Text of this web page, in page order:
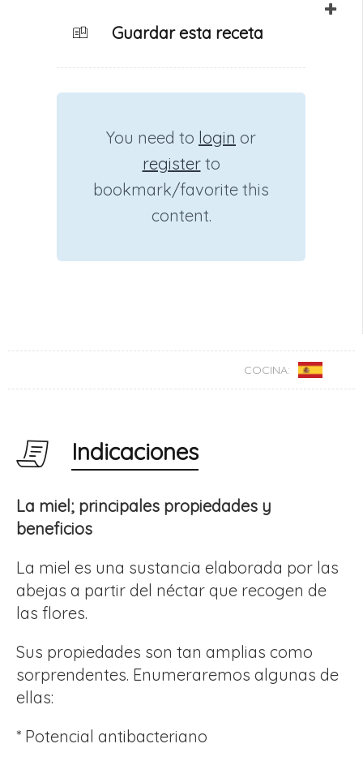
Guardar esta receta
You need to login or
registerto
bookmark/favorite this
content.
COCINA:
Indicaciones
La miel; principales propiedades y
beneficios
La miel es una sustancia elaborada por las
abejas a partir del néctar que recogen de
las flores.
Sus propiedades son tan amplias como
sorprendentes. Enumeraremos algunas de
ellas:
* Potencial antibacteriano